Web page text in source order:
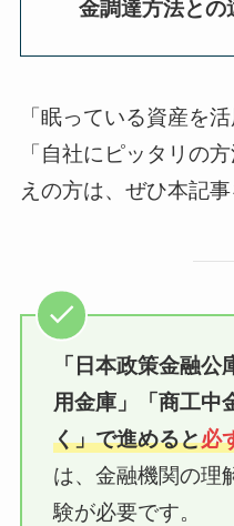
金調達方法との
「眠っている資産を
「自社にピッタリの
えの方は、ぜひ本記
「日本政策金融
用金庫」
「商工中
く」で進めると必
は、金融機関の理
験が必要です。